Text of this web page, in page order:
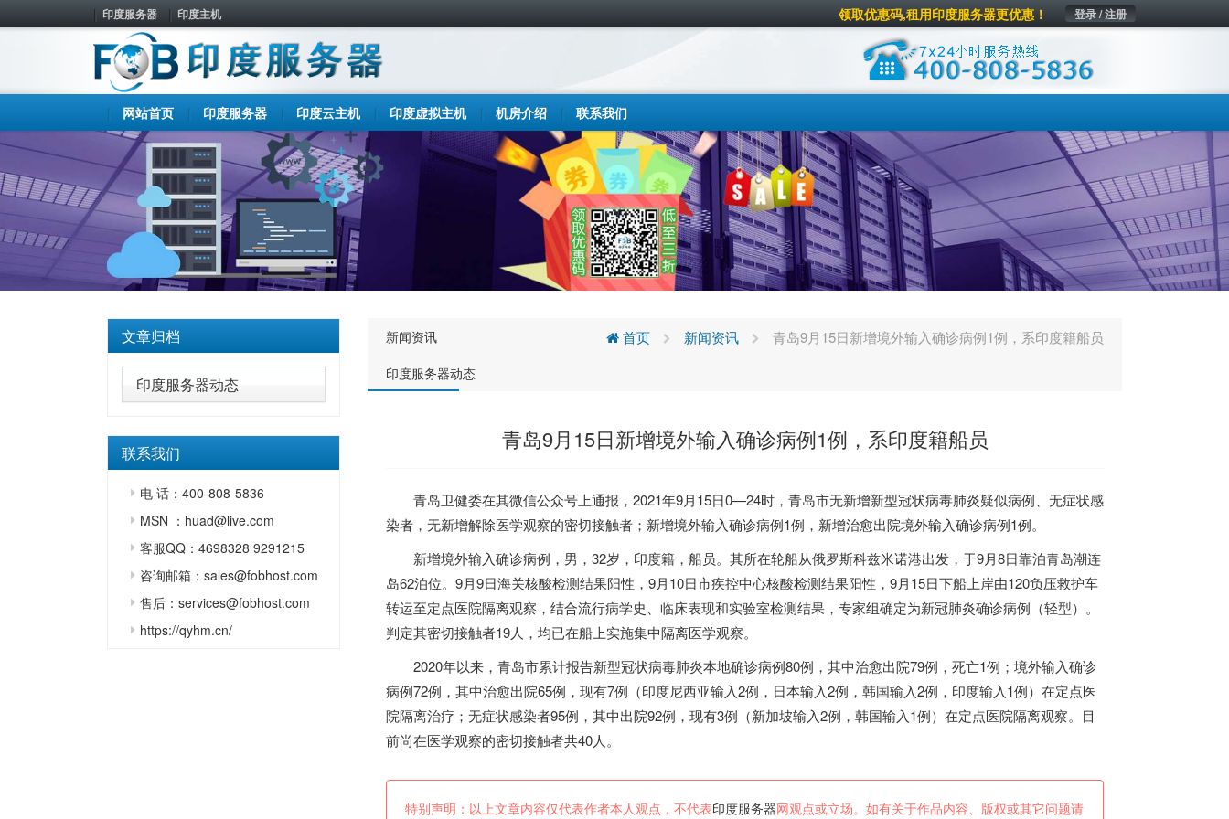
印度服务器 印度主机 登录 / 注册
领取优惠码,租用印度服务器更优惠！
网站首页 印度服务器 印度云主机 印度虚拟主机 机房介绍 联系我们
文章归档
印度服务器动态
联系我们
电 话：400-808-5836
MSN ：huad@live.com
客服QQ：4698328 9291215
咨询邮箱：sales@fobhost.com
售后：services@fobhost.com
https://qyhm.cn/
新闻资讯
印度服务器动态
首页 新闻资讯 青岛9月15日新增境外输入确诊病例1例，系印度籍船员
青岛9月15日新增境外输入确诊病例1例，系印度籍船员
青岛卫健委在其微信公众号上通报，2021年9月15日0—24时，青岛市无新增新型冠状病毒肺炎疑似病例、无症状感
染者，无新增解除医学观察的密切接触者；新增境外输入确诊病例1例，新增治愈出院境外输入确诊病例1例。
新增境外输入确诊病例，男，32岁， 印度籍，船员。其所在轮船从俄罗斯科兹米诺港出发，于9月8日靠泊青岛潮连
岛62泊位。9月9日海关核酸检测结果阳性，9月10日市疾控中心核酸检测结果阳性，9月15日下船上岸由120负压救护车
转运至定点医院隔离观察，结合流行病学史、临床表现和实验室检测结果，专家组确定为新冠肺炎确诊病例（轻型）。
判定其密切接触者19人，均已在船上实施集中隔离医学观察。
2020年以来，青岛市累计报告新型冠状病毒肺炎本地确诊病例80例，其中治愈出院79例，死亡1例；境外输入确诊
病例72例，其中治愈出院65例，现有7例（印度尼西亚输入2例，日本输入2例，韩国输入2例， 印度输入1例）在定点医
院隔离治疗；无症状感染者95例，其中出院92例，现有3例（新加坡输入2例，韩国输入1例）在定点医院隔离观察。目
前尚在医学观察的密切接触者共40人。
特别声明：以上文章内容仅代表作者本人观点，不代表印度服务器 网观点或立场。如有关于作品内容、版权或其它问题请